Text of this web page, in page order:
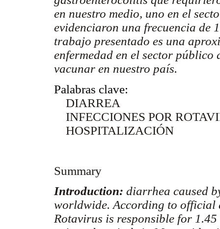
en nuestro medio, uno en el
evidenciaron una frecuencia de
trabajo presentado es una
enfermedad en el sector
vacunar en nuestro país.
Palabras clave:
DIARREA
INFECCIONES POR
HOSPITALIZACIÓN
Summary
Introduction: diarrhea caused
worldwide. According to official
Rotavirus is responsible for